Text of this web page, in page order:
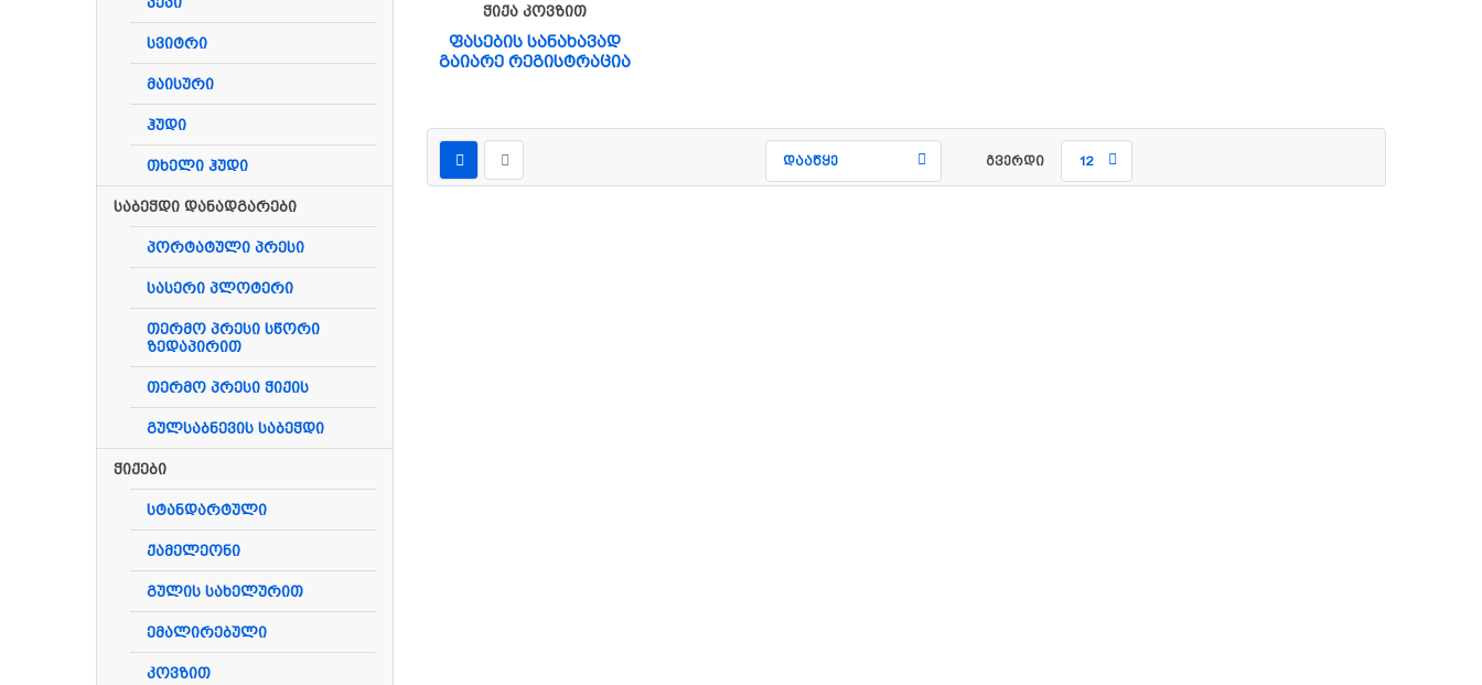
სვიტრი
მაისური
ჰუდი
თხელი ჰუდი
საბეჭდი დანადგარები
პორტატული პრესი
სასერი პლოტერი
თერმო პრესი სწორი
ზედაპირით
თერმო პრესი ჭიქის
გულსაბნევის საბეჭდი
ჭიქები
სტანდარტული
ქამელეონი
გულის სახელურით
ემალირებული
კოვზით
Ჭიქა Კოვზით
ფასების სანახავად
გაიარე რეგისტრაცია
დააწყე გვერდი 12